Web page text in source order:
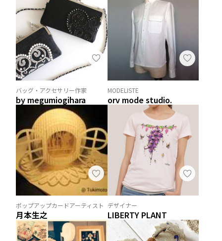
バッグ・アクセサリー作家
by megumiogihara
MODELISTE
orv mode studio.
ポップアップカードアーティスト
月本生之
デザイナー
LIBERTY PLANT